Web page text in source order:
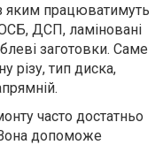
яким працюватимуть
ДСП, ламіновані
заготовки. Саме
різу, тип диска,
часто достатньо
допоможе